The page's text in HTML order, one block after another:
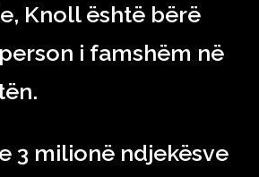
Knoll është bërë
i famshëm në
3 milionë ndjekësve